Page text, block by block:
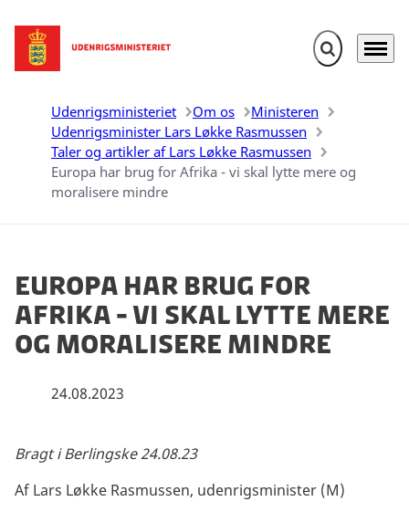
Gå til forsiden Fold søgefelt
Menu
Udenrigsministeriet Om os
Ministeren
Udenrigsminister Lars Løkke Rasmussen
Taler og artikler af Lars Løkke Rasmussen
Europa har brug for Afrika - vi skal lytte mere og
moralisere mindre
Europa har brug for
Afrika - vi skal lytte mere
og moralisere mindre
24.08.2023
Bragt i Berlingske 24.08.23
Af Lars Løkke Rasmussen, udenrigsminister (M)